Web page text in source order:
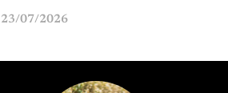
23/07/2026